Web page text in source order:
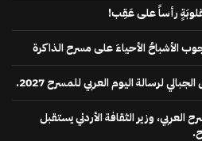
رأساً على عَقِب!
الأشباحُ الأحياءَ على مسرح الذاكرة
لرسالة اليوم العربي للمسرح 2027.
وزير الثقافة الأردني يستقبل